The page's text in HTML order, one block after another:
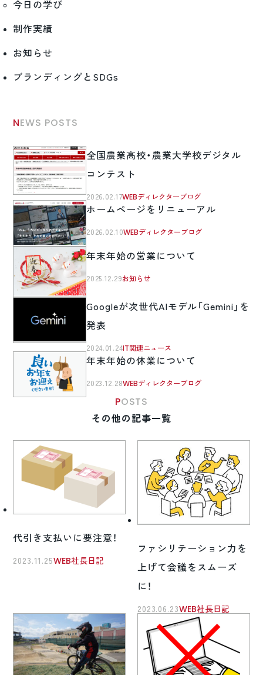
今日の学び
制作実績
お知らせ
ブランディングとSDGs
NEWS POSTS
全国農業高校・農業大学校デジタル
コンテスト
2026.02.17WEBディレクターブログ
ホームページをリニューアル
2026.02.10WEBディレクターブログ
年末年始の営業について
2025.12.29お知らせ
Googleが次世代AIモデル「Gemini」を
発表
2024.01.24IT関連ニュース
年末年始の休業について
2023.12.28WEBディレクターブログ
POSTS
その他の記事一覧
代引き支払いに要注意！
2023.11.25WEB社長日記
ファシリテーション力を
上げて会議をスムーズ
に！
2023.06.23WEB社長日記